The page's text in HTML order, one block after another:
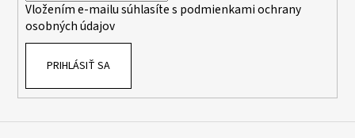
Vložením e-mailu súhlasíte s podmienkami ochrany
osobných údajov
PRIHLÁSIŤ SA